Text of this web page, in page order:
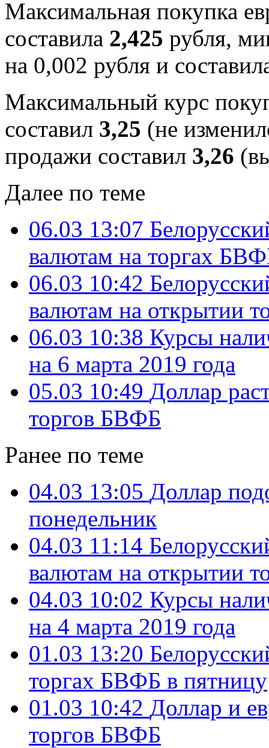
Максимальная покупка
составила 2,425 рубля,
на 0,002 рубля и
Максимальный курс
составил 3,25 (не
продажи составил 3,26
Далее по теме
06.03 13:07
валютам на торгах
06.03 10:42
валютам на открытии
06.03 10:38 Курсы
на 6 марта 2019 года
05.03 10:49 Доллар
торгов БВФБ
Ранее по теме
04.03 13:05 Доллар
понедельник
04.03 11:14
валютам на открытии
04.03 10:02 Курсы
на 4 марта 2019 года
01.03 13:20
торгах БВФБ в пятницу
01.03 10:42 Доллар и
торгов БВФБ